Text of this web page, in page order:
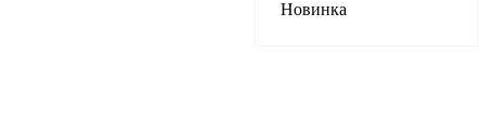
Новинка